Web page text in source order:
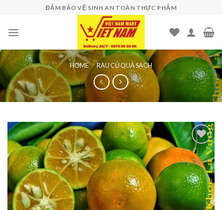
content
ĐẢM BẢO VỆ SINH AN TOÀN THỰC PHẨM
HOME / RAU CỦ QUẢ SẠCH
Add to
wishlist